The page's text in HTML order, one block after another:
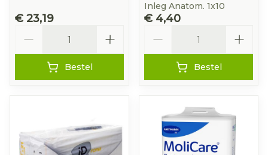
€ 23,19
Bestel
Inleg Anatom. 1x10
€ 4,40
Bestel